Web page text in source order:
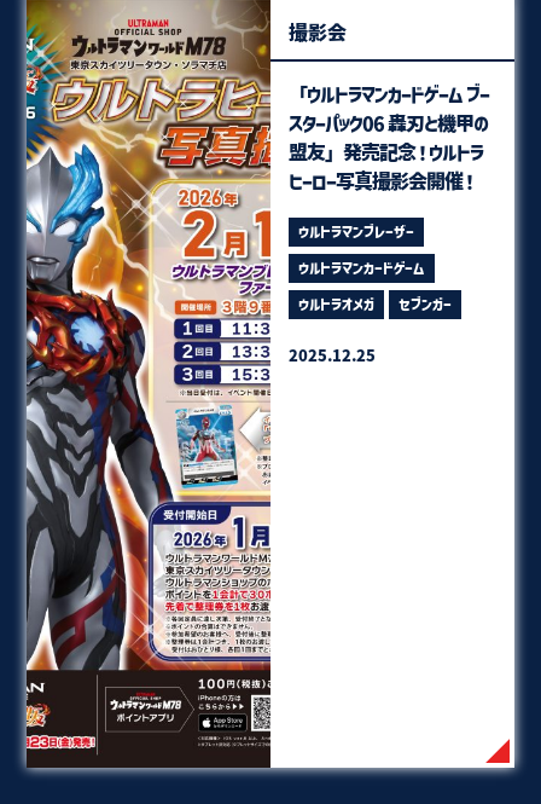
撮影会
「ウルトラマンカードゲーム ブー
スターパック06 轟刃と機甲の
盟友」発売記念！ウルトラ
ヒーロー写真撮影会開催！
ウルトラマンブレーザー
ウルトラマンカードゲーム
ウルトラオメガ
セブンガー
2025.12.25